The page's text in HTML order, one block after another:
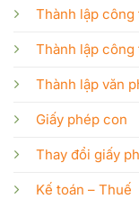
Thành lập công
Thành lập
Thành lập văn
Giấy phép con
Thay đổi giấy
Kế toán – Thuế